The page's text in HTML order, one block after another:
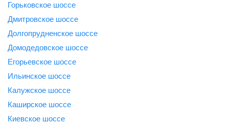
Горьковское шоссе
Дмитровское шоссе
Долгопрудненское шоссе
Домодедовское шоссе
Егорьевское шоссе
Ильинское шоссе
Калужское шоссе
Каширское шоссе
Киевское шоссе